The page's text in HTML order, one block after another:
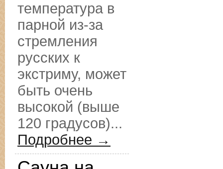
температура в
парной из-за
стремления
русских к
экстриму, может
быть очень
высокой (выше
120 градусов)...
Подробнее →